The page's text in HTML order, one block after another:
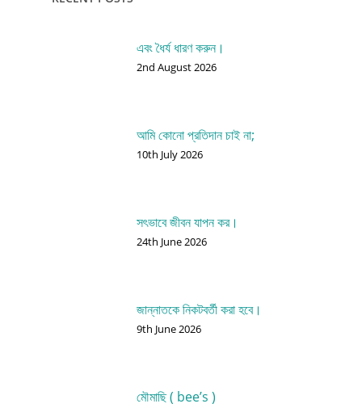
এবং ধৈর্য ধারণ করুন।
2nd August 2026
আমি কোনো প্রতিদান চাই না;
10th July 2026
সৎভাবে জীবন যাপন কর।
24th June 2026
জান্নাতকে নিকটবর্তী করা হবে।
9th June 2026
মৌমাছি ( bee’s )